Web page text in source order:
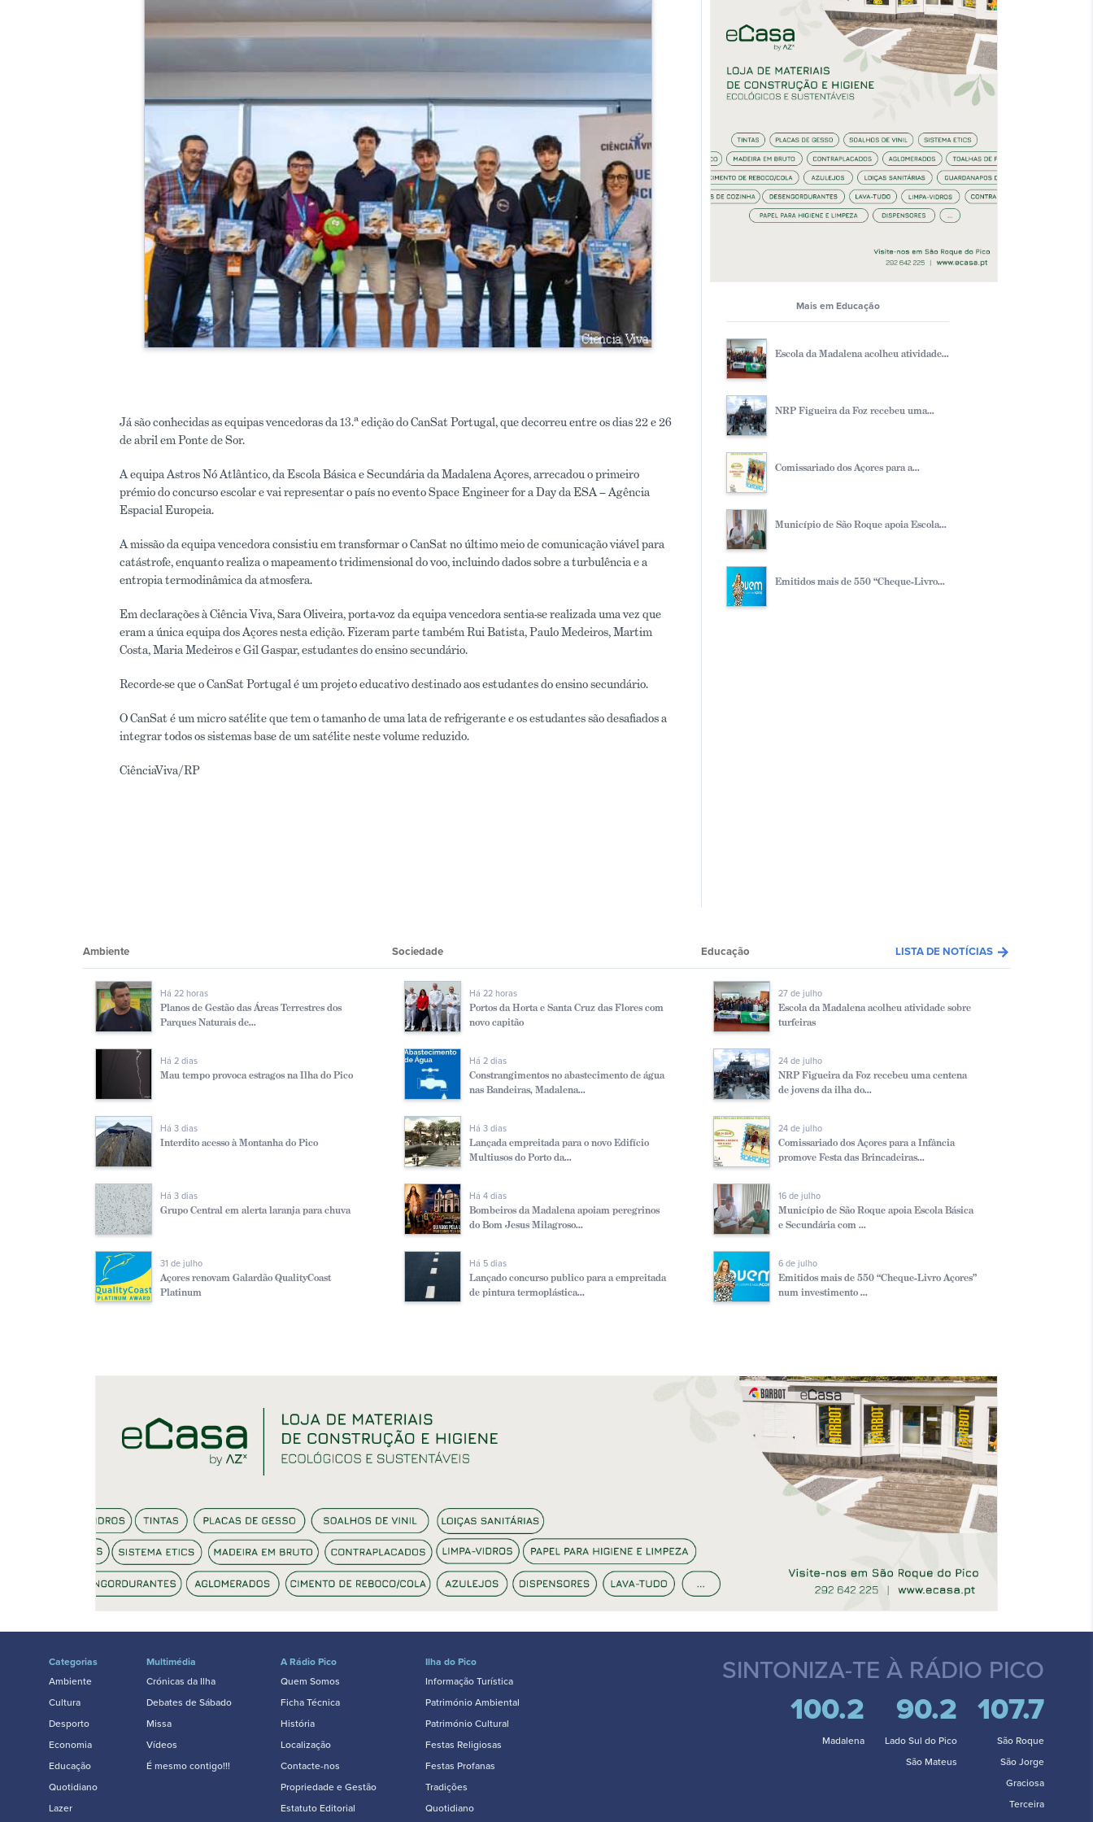
Já são conhecidas as equipas vencedoras da 13.ª edição do CanSat Portugal, que decorreu entre os dias 22 e 26
de abril em Ponte de Sor.
A equipa Astros Nó Atlântico, da Escola Básica e Secundária da Madalena Açores, arrecadou o primeiro
prémio do concurso escolar e vai representar o país no evento Space Engineer for a Day da ESA – Agência
Espacial Europeia.
A missão da equipa vencedora consistiu em transformar o CanSat no último meio de comunicação viável para
catástrofe, enquanto realiza o mapeamento tridimensional do voo, incluindo dados sobre a turbulência e a
entropia termodinâmica da atmosfera.
Em declarações à Ciência Viva, Sara Oliveira, porta-voz da equipa vencedora sentia-se realizada uma vez que
eram a única equipa dos Açores nesta edição. Fizeram parte também Rui Batista, Paulo Medeiros, Martim
Costa, Maria Medeiros e Gil Gaspar, estudantes do ensino secundário.
Recorde-se que o CanSat Portugal é um projeto educativo destinado aos estudantes do ensino secundário.
O CanSat é um micro satélite que tem o tamanho de uma lata de refrigerante e os estudantes são desafiados a
integrar todos os sistemas base de um satélite neste volume reduzido.
CiênciaViva/RP
Mais em Educação
Escola da Madalena acolheu atividade...
NRP Figueira da Foz recebeu uma...
Comissariado dos Açores para a...
Município de São Roque apoia Escola...
Emitidos mais de 550 “Cheque-Livro...
Ambiente Sociedade Educação LISTA DE NOTÍCIAS arrow_forward
Há 22 horas
Planos de Gestão das Áreas Terrestres dos
Parques Naturais de...
Há 2 dias
Mau tempo provoca estragos na Ilha do Pico
Há 3 dias
Interdito acesso à Montanha do Pico
Há 3 dias
Grupo Central em alerta laranja para chuva
31 de julho
Açores renovam Galardão QualityCoast
Platinum
Há 22 horas
Portos da Horta e Santa Cruz das Flores com
novo capitão
Há 2 dias
Constrangimentos no abastecimento de água
nas Bandeiras, Madalena...
Há 3 dias
Lançada empreitada para o novo Edifício
Multiusos do Porto da...
Há 4 dias
Bombeiros da Madalena apoiam peregrinos
do Bom Jesus Milagroso...
Há 5 dias
Lançado concurso publico para a empreitada
de pintura termoplástica...
27 de julho
Escola da Madalena acolheu atividade sobre
turfeiras
24 de julho
NRP Figueira da Foz recebeu uma centena
de jovens da ilha do...
24 de julho
Comissariado dos Açores para a Infância
promove Festa das Brincadeiras...
16 de julho
Município de São Roque apoia Escola Básica
e Secundária com ...
6 de julho
Emitidos mais de 550 “Cheque-Livro Açores”
num investimento ...
Categorias
Ambiente
Cultura
Desporto
Economia
Educação
Quotidiano
Lazer
Multimédia
Crónicas da Ilha
Debates de Sábado
Missa
Vídeos
É mesmo contigo!!!
A Rádio Pico
Quem Somos
Ficha Técnica
História
Localização
Contacte-nos
Propriedade e Gestão
Estatuto Editorial
Ilha do Pico
Informação Turística
Património Ambiental
Património Cultural
Festas Religiosas
Festas Profanas
Tradições
Quotidiano
SINTONIZA-TE À RÁDIO PICO
100.2
Madalena
90.2
Lado Sul do Pico
São Mateus
107.7
São Roque
São Jorge
Graciosa
Terceira